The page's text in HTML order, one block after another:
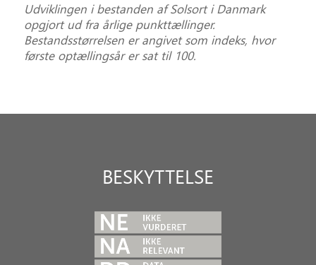
Udviklingen i bestanden af Solsort i Danmark
opgjort ud fra årlige punkttællinger.
Bestandsstørrelsen er angivet som indeks, hvor
første optællingsår er sat til 100.
BESKYTTELSE